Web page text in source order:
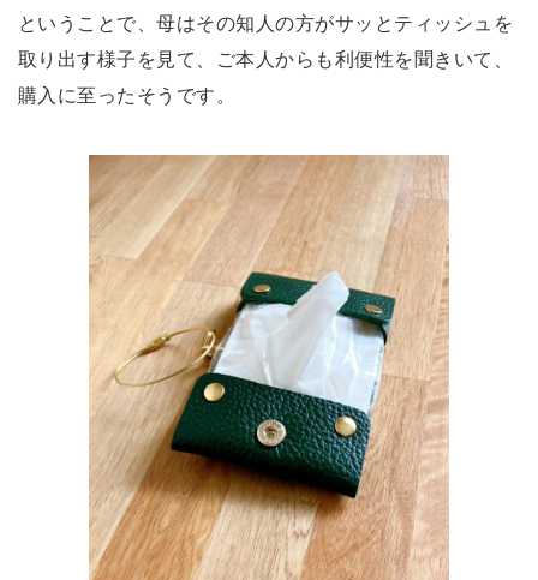
ということで、母はその知人の方がサッとティッシュを
取り出す様子を見て、ご本人からも利便性を聞きいて、
購入に至ったそうです。